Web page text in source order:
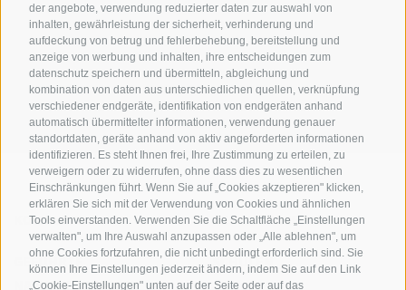
der angebote, verwendung reduzierter daten zur auswahl von
inhalten, gewährleistung der sicherheit, verhinderung und
aufdeckung von betrug und fehlerbehebung, bereitstellung und
anzeige von werbung und inhalten, ihre entscheidungen zum
datenschutz speichern und übermitteln, abgleichung und
kombination von daten aus unterschiedlichen quellen, verknüpfung
verschiedener endgeräte, identifikation von endgeräten anhand
automatisch übermittelter informationen, verwendung genauer
standortdaten, geräte anhand von aktiv angeforderten informationen
identifizieren. Es steht Ihnen frei, Ihre Zustimmung zu erteilen, zu
verweigern oder zu widerrufen, ohne dass dies zu wesentlichen
Einschränkungen führt. Wenn Sie auf „Cookies akzeptieren" klicken,
erklären Sie sich mit der Verwendung von Cookies und ähnlichen
Tools einverstanden. Verwenden Sie die Schaltfläche „Einstellungen
verwalten", um Ihre Auswahl anzupassen oder „Alle ablehnen", um
ohne Cookies fortzufahren, die nicht unbedingt erforderlich sind. Sie
können Ihre Einstellungen jederzeit ändern, indem Sie auf den Link
„Cookie-Einstellungen" unten auf der Seite oder auf das
AMT FÜR DEN NATIONALPARK STILFSERJOCH
SOCIAL-MEDIA-RICHTLINIEN | IMPRESSUM | SITEMAP | COOKIE-RICHTLINIE
PRIVACY | Cookie Präferenzen
KONTAKTE BESUCHERZENTREN
GEFÜHRTE
NATURERLEBNISSE
SCHULEN